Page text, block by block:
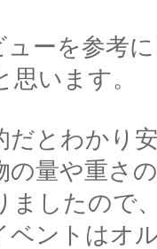
ーを参考
います。
だとわかり
の量や重さ
ましたので
ベントはオ